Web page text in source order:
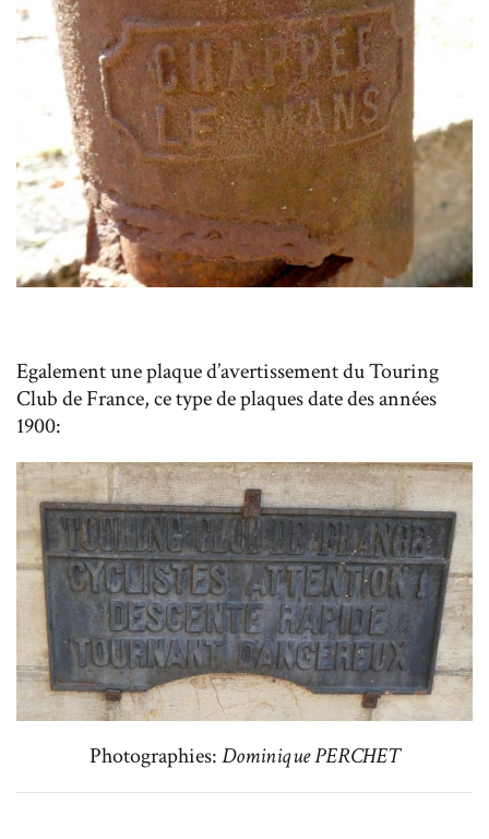
Egalement une plaque d’avertissement du Touring
Club de France, ce type de plaques date des années
1900:
Photographies:Dominique PERCHET